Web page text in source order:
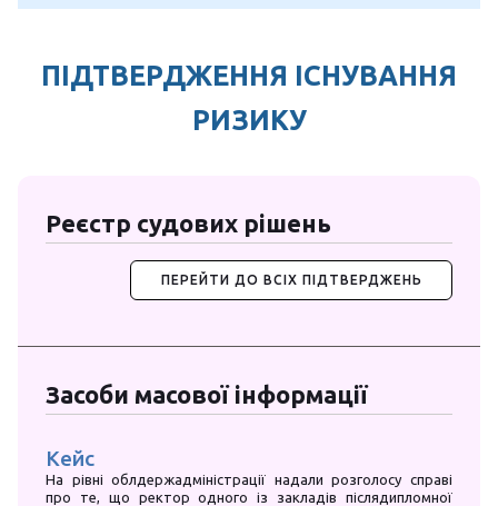
ПІДТВЕРДЖЕННЯ ІСНУВАННЯ
РИЗИКУ
Реєстр судових рішень
ПЕРЕЙТИ ДО ВСІХ ПІДТВЕРДЖЕНЬ
Засоби масової інформації
Кейс
На рівні облдержадміністрації надали розголосу справі
про те, що ректор одного із закладів післядипломної